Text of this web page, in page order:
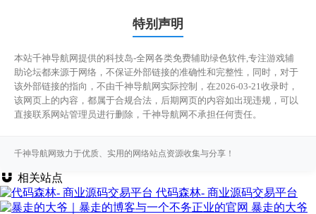
特别声明
本站千神导航网提供的科技岛-全网各类免费辅助绿色软件,专注游戏辅
助论坛都来源于网络，不保证外部链接的准确性和完整性，同时，对于
该外部链接的指向，不由千神导航网实际控制，在2026-03-21收录时，
该网页上的内容，都属于合规合法，后期网页的内容如出现违规，可以
直接联系网站管理员进行删除，千神导航网不承担任何责任。
千神导航网致力于优质、实用的网络站点资源收集与分享！
相关站点
代码森林- 商业源码交易平台
暴走的大爷